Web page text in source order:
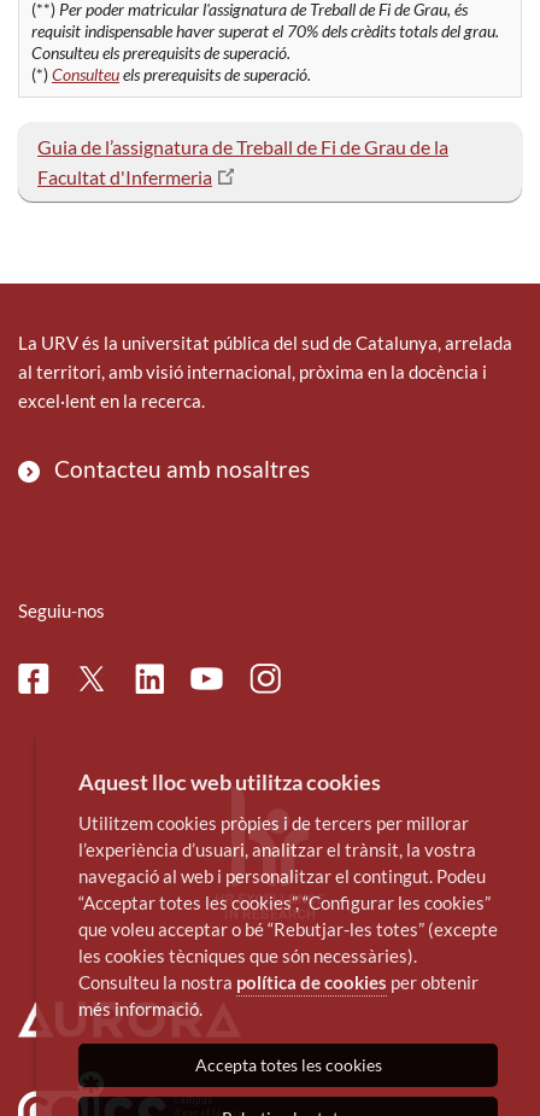
(**) Per poder matricular l'assignatura de Treball de Fi de Grau, és
requisit indispensable haver superat el 70% dels crèdits totals del grau.
Consulteu els prerequisits de superació.
(*)Consulteuels prerequisits de superació.
Guia de l’assignatura de Treball de Fi de Grau de la
Facultat d'Infermeria
La URV és la universitat pública del sud de Catalunya, arrelada
al territori, amb visió internacional, pròxima en la docència i
excel·lent en la recerca.
Contacteu amb nosaltres
Seguiu-nos
FacebookTwitterLinkedinYoutubeInstagram
Aquest lloc web utilitza cookies
Utilitzem cookies pròpies i de tercers per millorar
l’experiència d’usuari, analitzar el trànsit, la vostra
navegació al web i personalitzar el contingut. Podeu
“Acceptar totes les cookies”, “Configurar les cookies”
que voleu acceptar o bé “Rebutjar-les totes” (excepte
les cookies tècniques que són necessàries).
Consulteu la nostra política de cookies per obtenir
més informació.
Accepta totes les cookies